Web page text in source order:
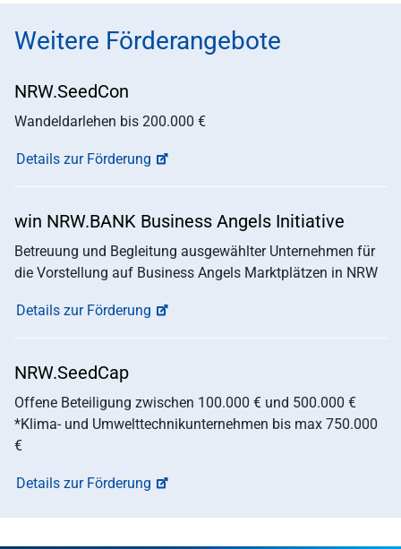
Weitere Förderangebote
NRW.SeedCon
Wandeldarlehen bis 200.000 €
Details zur Förderung
win NRW.BANK Business Angels Initiative
Betreuung und Begleitung ausgewählter Unternehmen für
die Vorstellung auf Business Angels Marktplätzen in NRW
Details zur Förderung
NRW.SeedCap
Offene Beteiligung zwischen 100.000 € und 500.000 €
*Klima- und Umwelttechnikunternehmen bis max 750.000
€
Details zur Förderung